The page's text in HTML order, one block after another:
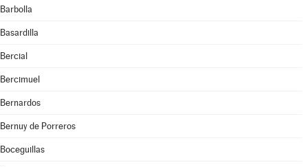
Barbolla
Basardilla
Bercial
Bercimuel
Bernardos
Bernuy de Porreros
Boceguillas